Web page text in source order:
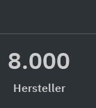
8.000
Hersteller